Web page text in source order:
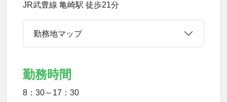
JR武豊線 亀崎駅 徒歩21分
勤務地マップ
勤務時間
8：30～17：30